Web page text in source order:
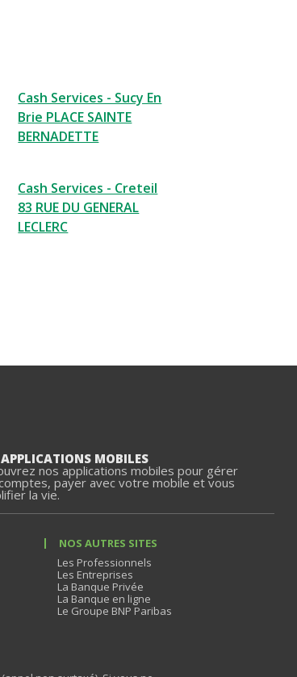
Cash Services - Sucy En
Brie PLACE SAINTE
BERNADETTE
Cash Services - Creteil
83 RUE DU GENERAL
LECLERC
APPLICATIONS MOBILES
nos applications mobiles pour gérer
payer avec votre mobile et vous
la vie.
NOS AUTRES SITES
Les Professionnels
Les Entreprises
La Banque Privée
La Banque en ligne
Le Groupe BNP Paribas